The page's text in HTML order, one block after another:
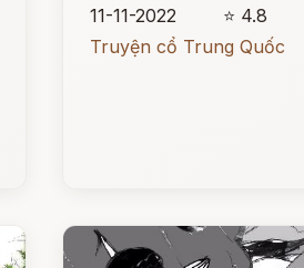
11-11-2022
⭐ 4.8
Truyện cổ Trung Quốc